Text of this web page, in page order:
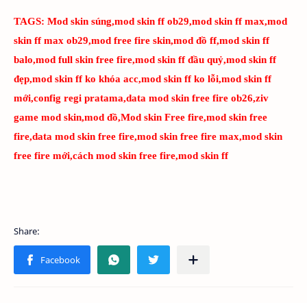
TAGS: Mod skin súng,mod skin ff ob29,mod skin ff max,mod
skin ff max ob29,mod free fire skin,mod đồ ff,mod skin ff
balo,mod full skin free fire,mod skin ff đầu quỷ,mod skin ff
đẹp,mod skin ff ko khóa acc,mod skin ff ko lỗi,mod skin ff
mới,config regi pratama,data mod skin free fire ob26,ziv
game mod skin,mod đồ,Mod skin Free fire,mod skin free
fire,data mod skin free fire,mod skin free fire max,mod skin
free fire mới,cách mod skin free fire,mod skin ff